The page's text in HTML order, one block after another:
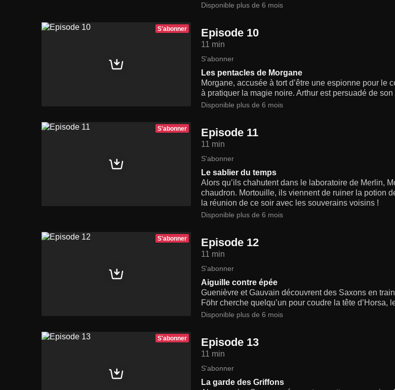
Disponible plus de 6 mois
S'abonner Episode 10
11 min
S'abonner
Les pentacles de Morgane
Morgane, accusée à tort d’être une espionne pour le
à pratiquer la magie noire. Arthur est persuadé de
Disponible plus de 6 mois
S'abonner Episode 11
11 min
S'abonner
Le sablier du temps
Alors qu’ils chahutent dans le laboratoire de Merlin,
chaudron. Mortouille, ils viennent de ruiner la potion
la réunion de ce soir avec les souverains voisins !
Disponible plus de 6 mois
S'abonner Episode 12
11 min
S'abonner
Aiguille contre épée
Guenièvre et Gauvain découvrent des Saxons en
Föhr cherche quelqu’un pour coudre la tête d’Horsa,
Disponible plus de 6 mois
S'abonner Episode 13
11 min
S'abonner
La garde des Griffons